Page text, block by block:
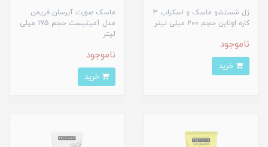
ژل شستشو ماسک و اسکراب 3
کاره اولاین حجم 200 میلی لیتر
ناموجود
ماسک صورت آبرسان فریمن
مدل آمیتیست حجم 175 میلی
لیتر
ناموجود